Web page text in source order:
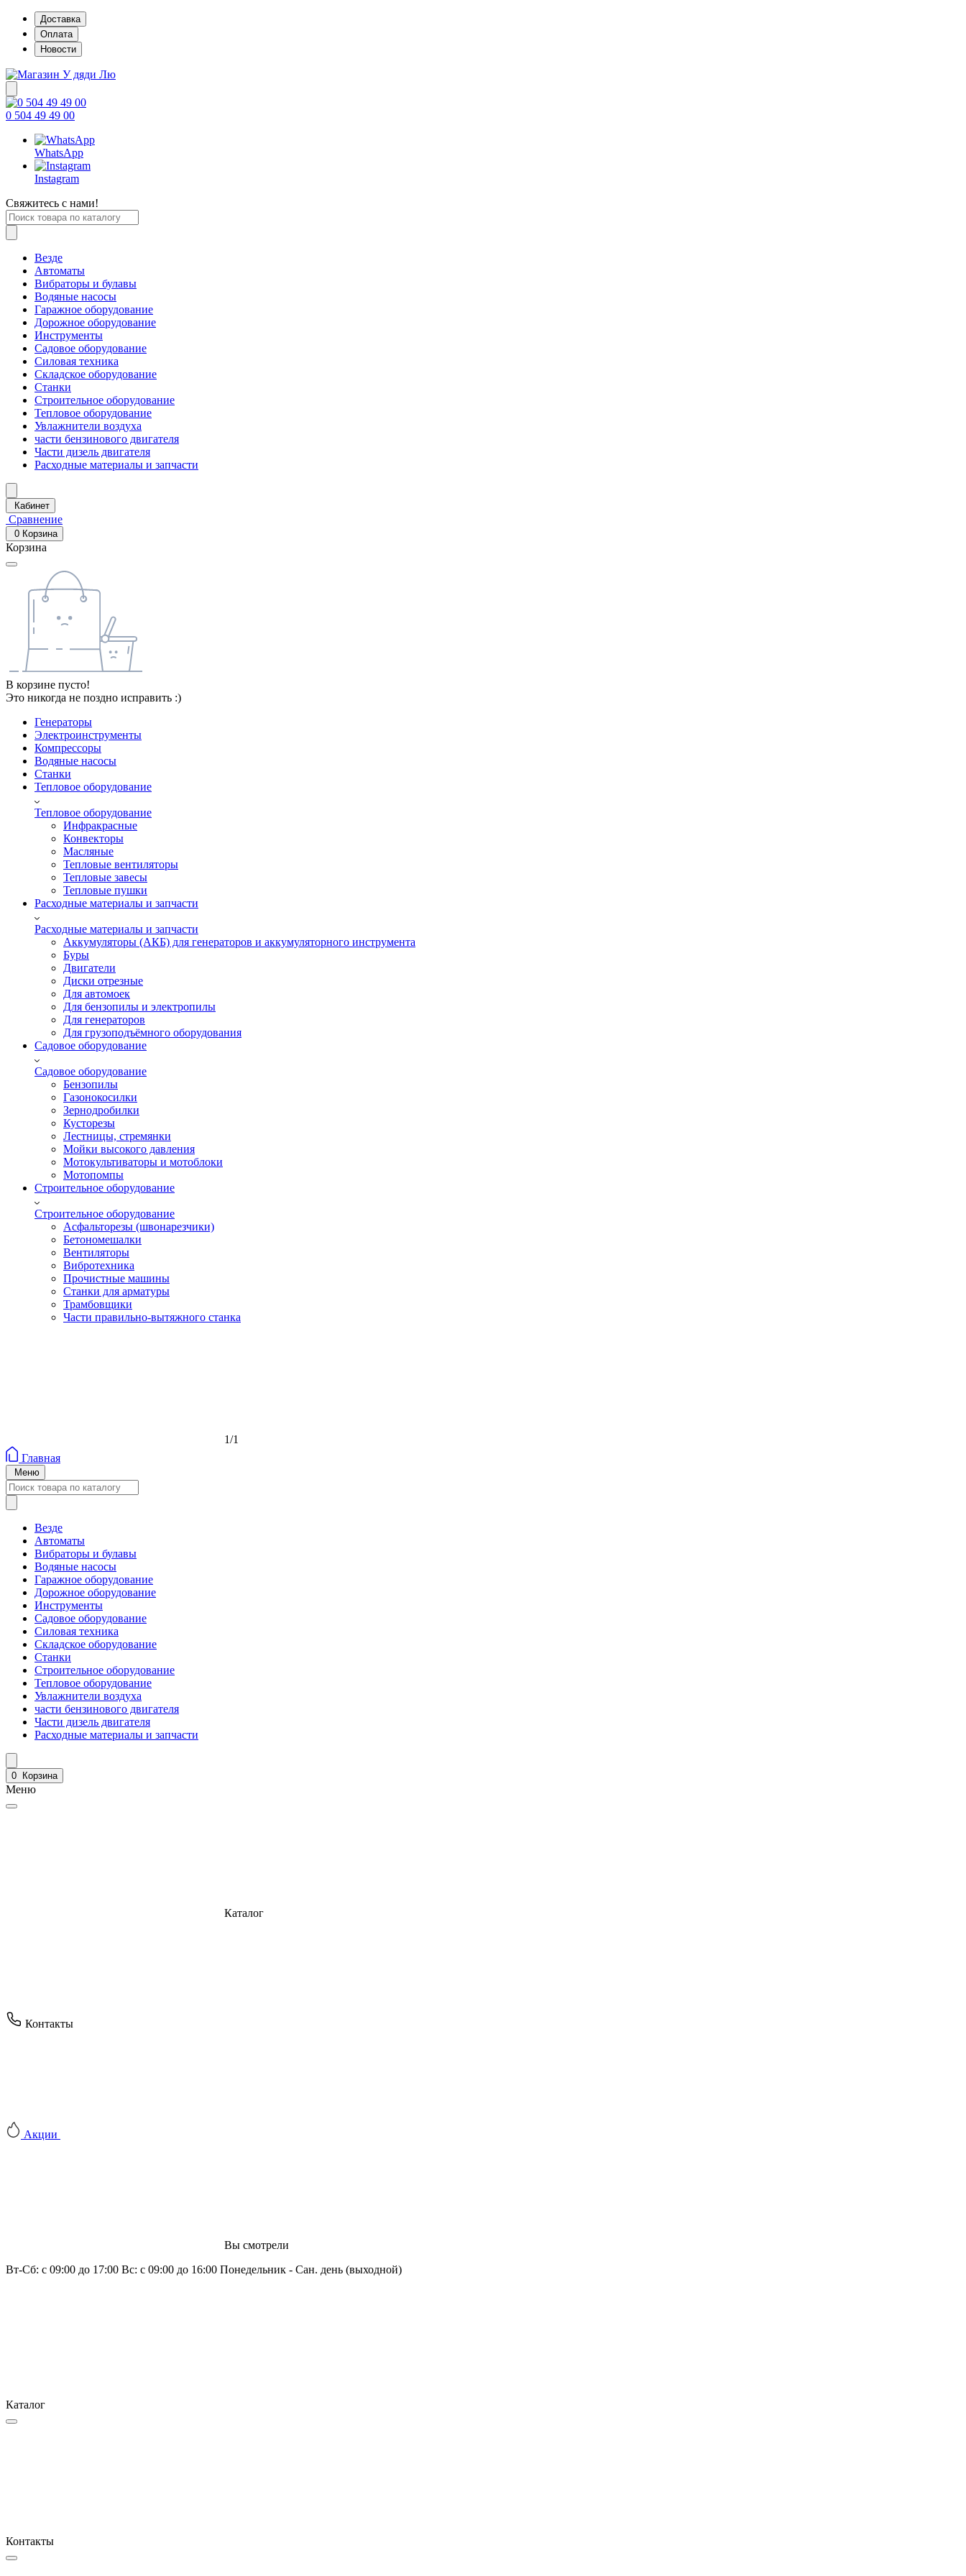
Доставка
Оплата
Новости
0 504 49 49 00
WhatsApp
Instagram
Свяжитесь с нами!
Везде
Автоматы
Вибраторы и булавы
Водяные насосы
Гаражное оборудование
Дорожное оборудование
Инструменты
Садовое оборудование
Силовая техника
Складское оборудование
Станки
Строительное оборудование
Тепловое оборудование
Увлажнители воздуха
части бензинового двигателя
Части дизель двигателя
Расходные материалы и запчасти
Кабинет
Сравнение
0 Корзина
Корзина
В корзине пусто!
Это никогда не поздно исправить :)
Генераторы
Электроинструменты
Компрессоры
Водяные насосы
Станки
Тепловое оборудование
Тепловое оборудование
Инфракрасные
Конвекторы
Масляные
Тепловые вентиляторы
Тепловые завесы
Тепловые пушки
Расходные материалы и запчасти
Расходные материалы и запчасти
Аккумуляторы (АКБ) для генераторов и аккумуляторного инструмента
Буры
Двигатели
Диски отрезные
Для автомоек
Для бензопилы и электропилы
Для генераторов
Для грузоподъёмного оборудования
Садовое оборудование
Садовое оборудование
Бензопилы
Газонокосилки
Зернодробилки
Кусторезы
Лестницы, стремянки
Мойки высокого давления
Мотокультиваторы и мотоблоки
Мотопомпы
Строительное оборудование
Строительное оборудование
Асфальторезы (швонарезчики)
Бетономешалки
Вентиляторы
Вибротехника
Прочистные машины
Станки для арматуры
Трамбовщики
Части правильно-вытяжного станка
1/1
Главная
Меню
Везде
Автоматы
Вибраторы и булавы
Водяные насосы
Гаражное оборудование
Дорожное оборудование
Инструменты
Садовое оборудование
Силовая техника
Складское оборудование
Станки
Строительное оборудование
Тепловое оборудование
Увлажнители воздуха
части бензинового двигателя
Части дизель двигателя
Расходные материалы и запчасти
0 Корзина
Меню
Каталог
Контакты
Акции
Вы смотрели
Вт-Сб: с 09:00 до 17:00 Вс: с 09:00 до 16:00 Понедельник - Сан. день (выходной)
Каталог
Контакты